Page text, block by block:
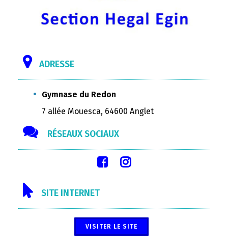
ADRESSE
Gymnase du Redon
7 allée Mouesca, 64600 Anglet
RÉSEAUX SOCIAUX
SITE INTERNET
VISITER LE SITE